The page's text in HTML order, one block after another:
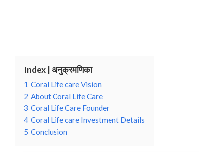
Index | अनुक्रमणिका
1 Coral Life care Vision
2 About Coral Life Care
3 Coral Life Care Founder
4 Coral Life care Investment Details
5 Conclusion